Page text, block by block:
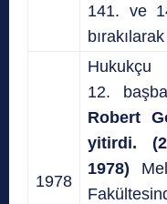
141. ve
1978
12.
Robert
yitirdi.
1978)